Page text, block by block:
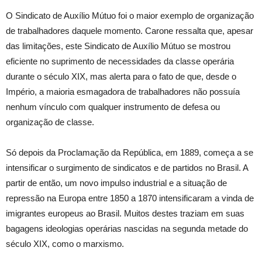
O Sindicato de Auxílio Mútuo foi o maior exemplo de organização
de trabalhadores daquele momento. Carone ressalta que, apesar
das limitações, este Sindicato de Auxílio Mútuo se mostrou
eficiente no suprimento de necessidades da classe operária
durante o século XIX, mas alerta para o fato de que, desde o
Império, a maioria esmagadora de trabalhadores não possuía
nenhum vínculo com qualquer instrumento de defesa ou
organização de classe.
Só depois da Proclamação da República, em 1889, começa a se
intensificar o surgimento de sindicatos e de partidos no Brasil. A
partir de então, um novo impulso industrial e a situação de
repressão na Europa entre 1850 a 1870 intensificaram a vinda de
imigrantes europeus ao Brasil. Muitos destes traziam em suas
bagagens ideologias operárias nascidas na segunda metade do
século XIX, como o marxismo.